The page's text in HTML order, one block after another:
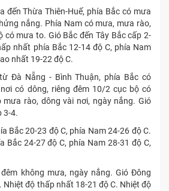
đến Thừa Thiên-Huế, phía Bắc có mưa
nắng. Phía Nam có mưa, mưa rào,
có mưa to. Gió Bắc đến Tây Bắc cấp 2-
nhất phía Bắc 12-14 độ C, phía Nam
nhất 19-22 độ C.
Đà Nẵng - Bình Thuận, phía Bắc có
có dông, riêng đêm 10/2 cục bộ có
rào, dông vài nơi, ngày nắng. Gió
3-4.
Bắc 20-23 độ C, phía Nam 24-26 độ C.
Bắc 24-27 độ C, phía Nam 28-31 độ C,
không mưa, ngày nắng. Gió Đông
Nhiệt độ thấp nhất 18-21 độ C. Nhiệt độ